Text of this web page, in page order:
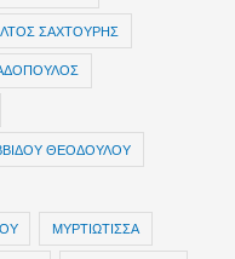
ΣΑΧΤΟΥΡΗΣ
ΘΕΟΔΟΥΛΟΥ
ΜΥΡΤΙΩΤΙΣΣΑ